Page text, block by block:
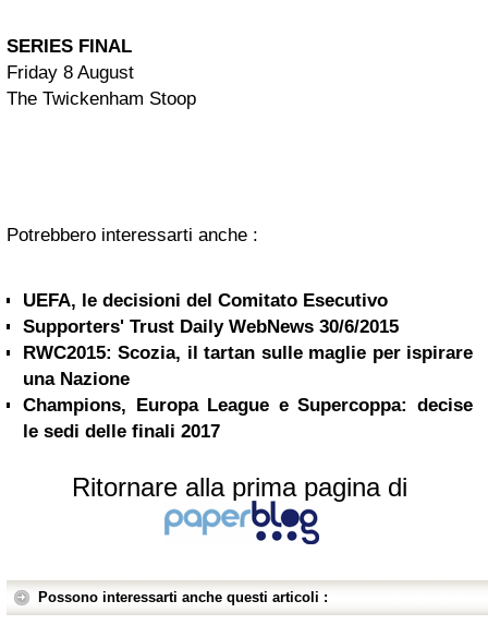
SERIES FINAL
Friday 8 August
The Twickenham Stoop
Potrebbero interessarti anche :
UEFA, le decisioni del Comitato Esecutivo
Supporters' Trust Daily WebNews 30/6/2015
RWC2015: Scozia, il tartan sulle maglie per ispirare
una Nazione
Champions, Europa League e Supercoppa: decise
le sedi delle finali 2017
Ritornare alla prima pagina di
Possono interessarti anche questi articoli :